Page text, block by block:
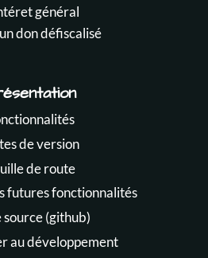
général
don défiscalisé
de version
de route
futures fonctionnalités
source (github)
au développement